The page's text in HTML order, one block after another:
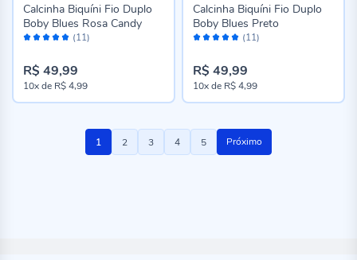
Avaliação: (11)
Calcinha Biquíni Fio Duplo
Boby Blues Rosa Candy
R$ 49,99
10xde R$ 4,99
Avaliação: (11)
Calcinha Biquíni Fio Duplo
Boby Blues Preto
R$ 49,99
10xde R$ 4,99
Página
Você
1 Página
2 Página
3 Página
4 Página
5 Próximo